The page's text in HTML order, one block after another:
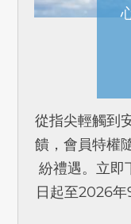
從指尖輕觸到
饋，會員特權
紛禮遇。立即
日起至2026